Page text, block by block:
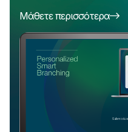
Μάθετε περισσότερα